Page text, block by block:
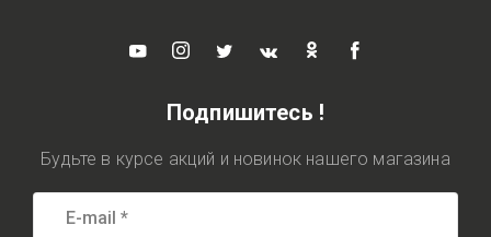
Подпишитесь !
Будьте в курсе акций и новинок нашего магазина